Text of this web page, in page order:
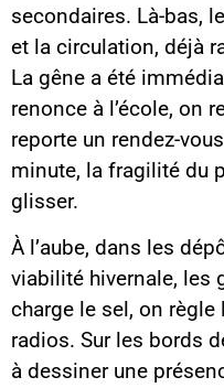
secondaires. Là-bas,
et la circulation, déjà
La gêne a été
renonce à l’école, on
reporte un rendez-
minute, la fragilité du
glisser.
À l’aube, dans les
viabilité hivernale, les
charge le sel, on
radios. Sur les bords
à dessiner une